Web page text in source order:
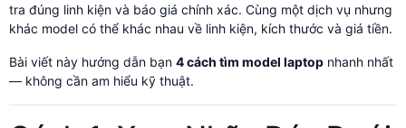
tra đúng linh kiện và báo giá chính xác. Cùng một dịch vụ nhưng
khác model có thể khác nhau về linh kiện, kích thước và giá tiền.
Bài viết này hướng dẫn bạn 4 cách tìm model laptop nhanh nhất
— không cần am hiểu kỹ thuật.